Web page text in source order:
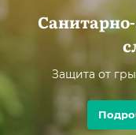
Защита от